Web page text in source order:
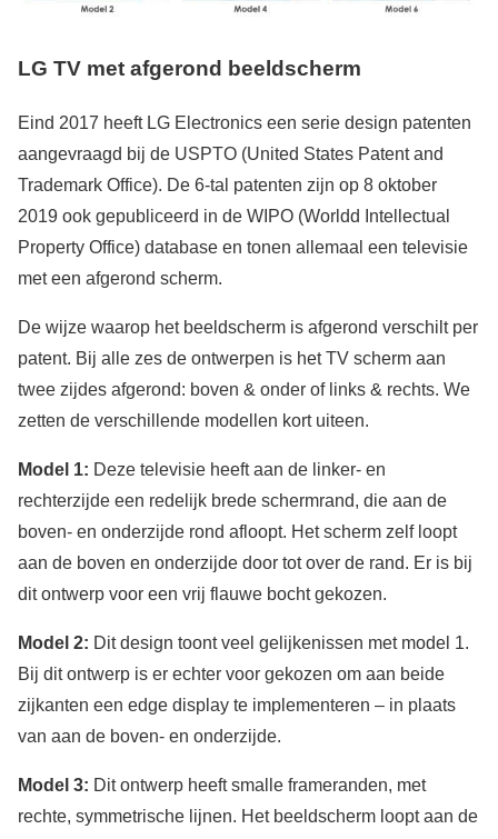
LG TV met afgerond beeldscherm
Eind 2017 heeft LG Electronics een serie design patenten
aangevraagd bij de USPTO (United States Patent and
Trademark Office). De 6-tal patenten zijn op 8 oktober
2019 ook gepubliceerd in de WIPO (Worldd Intellectual
Property Office) database en tonen allemaal een televisie
met een afgerond scherm.
De wijze waarop het beeldscherm is afgerond verschilt per
patent. Bij alle zes de ontwerpen is het TV scherm aan
twee zijdes afgerond: boven & onder of links & rechts. We
zetten de verschillende modellen kort uiteen.
Model 1: Deze televisie heeft aan de linker- en
rechterzijde een redelijk brede schermrand, die aan de
boven- en onderzijde rond afloopt. Het scherm zelf loopt
aan de boven en onderzijde door tot over de rand. Er is bij
dit ontwerp voor een vrij flauwe bocht gekozen.
Model 2: Dit design toont veel gelijkenissen met model 1.
Bij dit ontwerp is er echter voor gekozen om aan beide
zijkanten een edge display te implementeren – in plaats
van aan de boven- en onderzijde.
Model 3: Dit ontwerp heeft smalle frameranden, met
rechte, symmetrische lijnen. Het beeldscherm loopt aan de